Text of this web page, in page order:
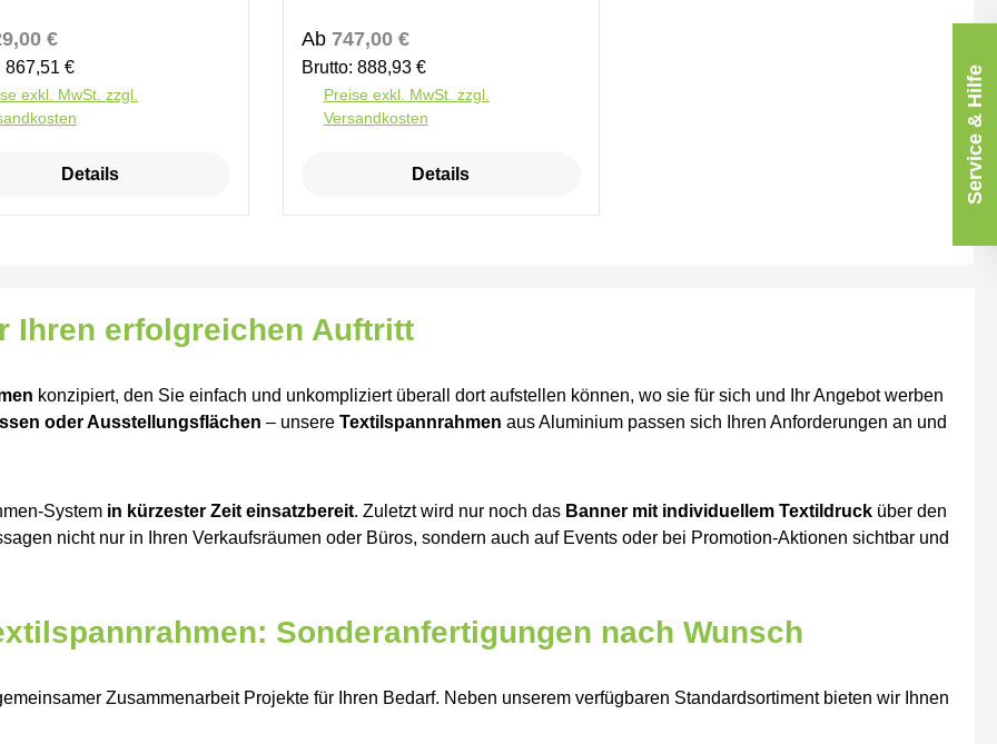
Preis:
€
867,51 €
exkl. MwSt. zzgl.
Details
Regulärer Preis:
Ab 747,00 €
Brutto: 888,93 €
Preise exkl. MwSt. zzgl.
Versandkosten
Details
Ihren erfolgreichen Auftritt
konzipiert, den Sie einfach und unkompliziert überall dort aufstellen können, wo sie für sich und Ihr Angebot werben
oder Ausstellungsflächen – unsere Textilspannrahmen aus Aluminium passen sich Ihren Anforderungen an und
System in kürzester Zeit einsatzbereit. Zuletzt wird nur noch das Banner mit individuellem Textildruck über den
nicht nur in Ihren Verkaufsräumen oder Büros, sondern auch auf Events oder bei Promotion-Aktionen sichtbar und
Sonderanfertigungen nach Wunsch
Zusammenarbeit Projekte für Ihren Bedarf. Neben unserem verfügbaren Standardsortiment bieten wir Ihnen
Service & Hilfe